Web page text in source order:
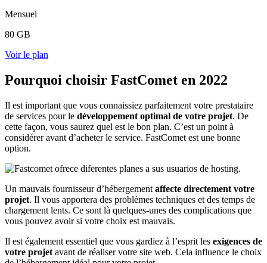
Mensuel
80 GB
Voir le plan
Pourquoi choisir FastComet en 2022
Il est important que vous connaissiez parfaitement votre prestataire
de services pour le développement optimal de votre projet. De
cette façon, vous saurez quel est le bon plan. C’est un point à
considérer avant d’acheter le service. FastComet est une bonne
option.
Un mauvais fournisseur d’hébergement affecte directement votre
projet. Il vous apportera des problèmes techniques et des temps de
chargement lents. Ce sont là quelques-unes des complications que
vous pouvez avoir si votre choix est mauvais.
Il est également essentiel que vous gardiez à l’esprit les exigences de
votre projet avant de réaliser votre site web. Cela influence le choix